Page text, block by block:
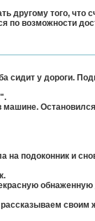
другому того, что
по возможности
у дороги.
на подоконник и
своим